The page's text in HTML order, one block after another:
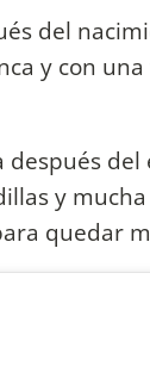
del
y con
y
quedar